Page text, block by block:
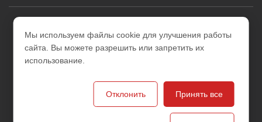
2026 © ООО "УралИнтерьер"
Интернет-магазин строительных и отделочных
Версия для печати
Мы используем файлы cookie для улучшения работы
сайта. Вы можете разрешить или запретить их
использование.
Отклонить Принять все